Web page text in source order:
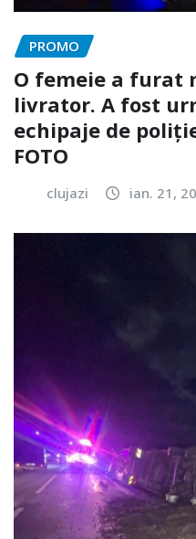
PROMO
O femeie a furat
livrator. A fost
echipaje de
FOTO
clujazi ian. 21,